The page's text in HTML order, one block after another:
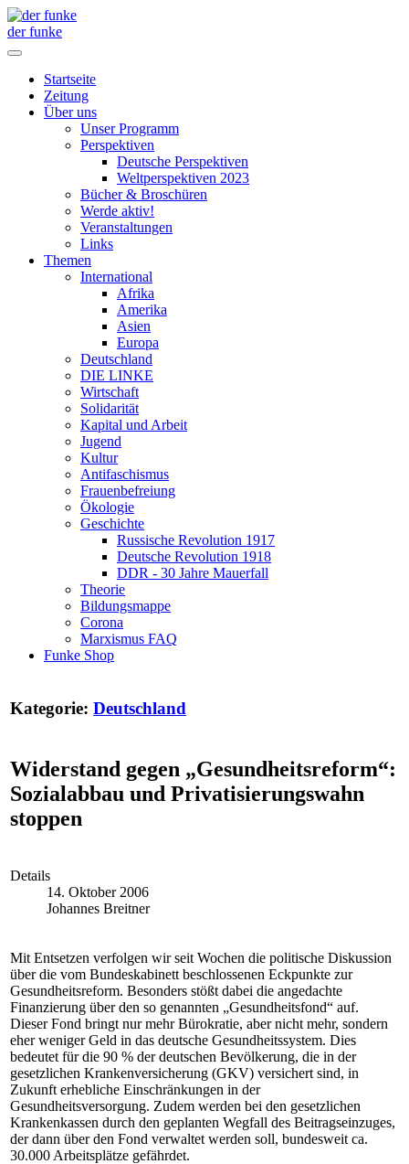
der funke
Startseite
Zeitung
Über uns
Unser Programm
Perspektiven
Deutsche Perspektiven
Weltperspektiven 2023
Bücher & Broschüren
Werde aktiv!
Veranstaltungen
Links
Themen
International
Afrika
Amerika
Asien
Europa
Deutschland
DIE LINKE
Wirtschaft
Solidarität
Kapital und Arbeit
Jugend
Kultur
Antifaschismus
Frauenbefreiung
Ökologie
Geschichte
Russische Revolution 1917
Deutsche Revolution 1918
DDR - 30 Jahre Mauerfall
Theorie
Bildungsmappe
Corona
Marxismus FAQ
Funke Shop
Kategorie: Deutschland
Widerstand gegen „Gesundheitsreform“:
Sozialabbau und Privatisierungswahn
stoppen
Details
14. Oktober 2006
Johannes Breitner
Mit Entsetzen verfolgen wir seit Wochen die politische Diskussion
über die vom Bundeskabinett beschlossenen Eckpunkte zur
Gesundheitsreform. Besonders stößt dabei die angedachte
Finanzierung über den so genannten „Gesundheitsfond“ auf.
Dieser Fond bringt nur mehr Bürokratie, aber nicht mehr, sondern
eher weniger Geld in das deutsche Gesundheitssystem. Dies
bedeutet für die 90 % der deutschen Bevölkerung, die in der
gesetzlichen Krankenversicherung (GKV) versichert sind, in
Zukunft erhebliche Einschränkungen in der
Gesundheitsversorgung. Zudem werden bei den gesetzlichen
Krankenkassen durch den geplanten Wegfall des Beitragseinzuges,
der dann über den Fond verwaltet werden soll, bundesweit ca.
30.000 Arbeitsplätze gefährdet.